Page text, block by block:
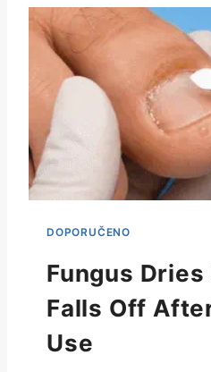
Fungus Dries
Falls Off
Use